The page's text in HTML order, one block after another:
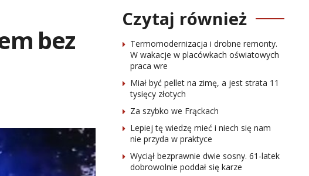
bez
Czytaj również
Termomodernizacja i drobne remonty.
W wakacje w placówkach oświatowych
praca wre
Miał być pellet na zimę, a jest strata 11
tysięcy złotych
Za szybko we Frąckach
Lepiej tę wiedzę mieć i niech się nam
nie przyda w praktyce
Wyciął bezprawnie dwie sosny. 61-latek
dobrowolnie poddał się karze